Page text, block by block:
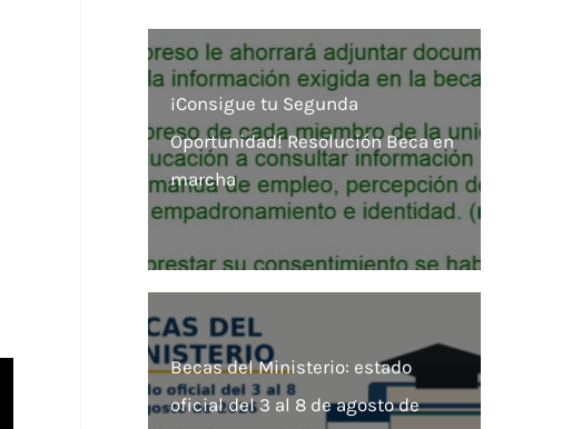
¡Consigue tu Segunda
Oportunidad! Resolución Beca en
marcha
Becas del Ministerio: estado
oficial del 3 al 8 de agosto de